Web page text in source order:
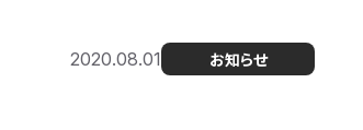
2020.08.01 お知らせ